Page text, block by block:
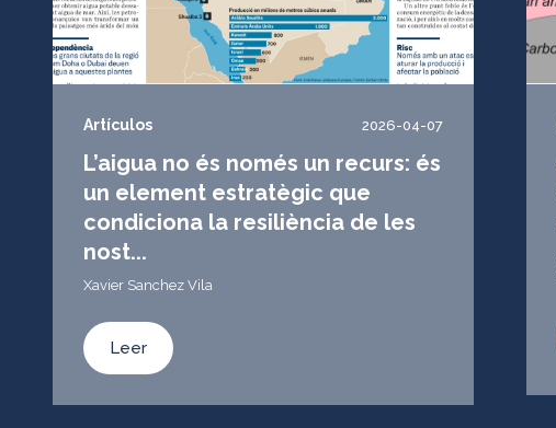
Artículos 2026-04-07
L’aigua no és només un recurs: és
un element estratègic que
condiciona la resiliència de les
nost...
Xavier Sanchez Vila
Leer